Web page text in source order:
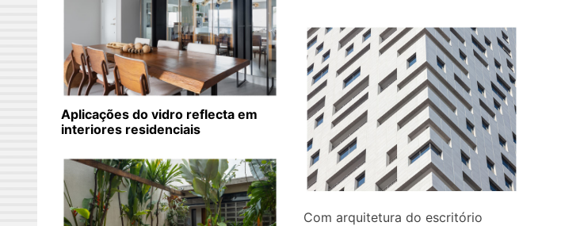
Com arquitetura do escritório
Aplicações do vidro reflecta em
interiores residenciais